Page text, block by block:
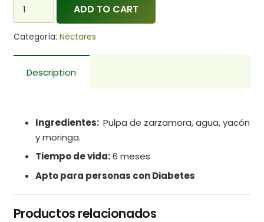
Zarzamora
ADD TO CART
Categoría: Néctares
Description
Ingredientes: Pulpa de zarzamora, agua, yacón
y moringa.
Tiempo de vida:6 meses
Apto para personas con Diabetes
Productos relacionados